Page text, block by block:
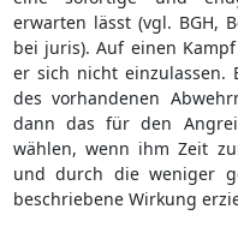
erwarten lässt (vgl. BGH,
bei juris). Auf einen
er sich nicht einzulassen.
des vorhandenen
dann das für den
wählen, wenn ihm Zeit
und durch die weniger
beschriebene Wirkung